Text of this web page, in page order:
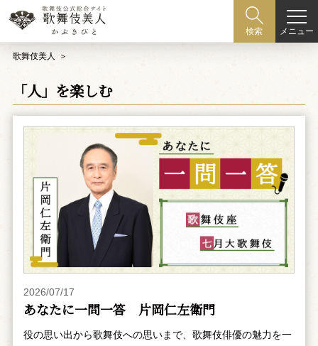
検索 メニュー
歌舞伎美人
「人」を楽しむ
2026/07/17
あなたに一問一答 片岡仁左衛門
役の思い出から歌舞伎への思いまで、歌舞伎俳優の魅力を一